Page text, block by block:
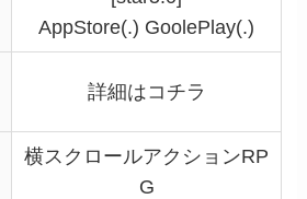
AppStore(.) GoolePlay(.)
詳細はコチラ
横スクロールアクションRP
G